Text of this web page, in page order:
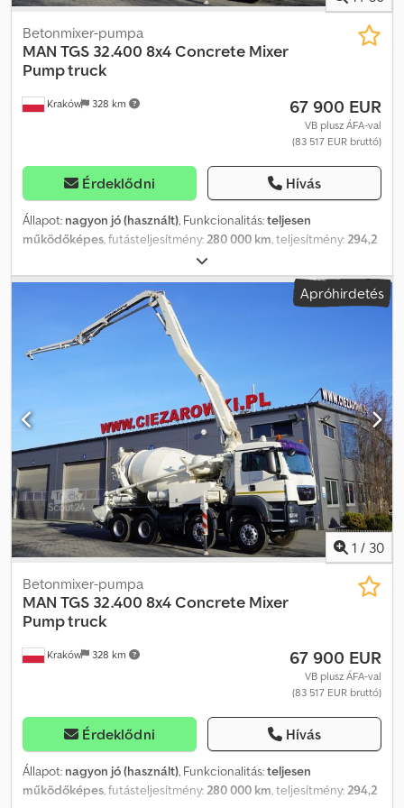
Kraków 328 km
Betonmixer-pumpa
MAN TGS 32.400 8x4 Concrete Mixer
Pump truck
67 900 EUR
VB plusz ÁFA-val
(83 517 EUR bruttó)
Érdeklődni Hívás
Állapot: nagyon jó (használt), Funkcionalitás:teljesen
működőképes, futásteljesítmény:280 000 km, teljesítmény:294,2
, üzemanyagtípus:dízel
szín:fehér, vezetőfülke:nappali fülke, hajtástípus:mechanikai,
, Gyártási év: 426 h,
Felszereltség:Tachográf, differenciálzár, légkondicionálás
TGS 32.400 8×4 betonkeverő szivattyús teherautó / 426 MTH !!! /
18 méter Dcsdpfjzrw Tcox Ag Rek 2008 Futott 280 ezer km Motor
6 hengeres 400 LE Rugós felfüggesztés Gumik 13R22.5 Hidraulika
Putzmeister Pumi 21-3,67 0 18m Gyártási év 2008 A szivattyú
távirányítóval és manuálisan vezérelhető Szivattyúzási magasság
18 méter 426 MTH !!! Manuális váltó Légkondicionáló Napfénytető
Tachográf Rádió Differenciálzár Nagyon jó műszaki állapot
Apróhirdetés
1 / 30
Kraków 328 km
Betonmixer-pumpa
MAN TGS 32.400 8x4 Concrete Mixer
Pump truck
67 900 EUR
VB plusz ÁFA-val
(83 517 EUR bruttó)
Érdeklődni Hívás
Állapot: nagyon jó (használt), Funkcionalitás:teljesen
működőképes, futásteljesítmény:280 000 km, teljesítmény:294,2